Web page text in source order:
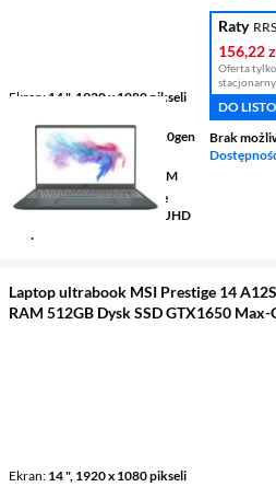
Ekran 14 ", 1920 x 1080 pikseli
Procesor Intel® Core™ i5 10gen
10210U
16 GB LPDDR3 RAM
Grafika NVIDIA® GeForce
GTX™ 1650 Max-Q + Intel UHD
Raty
156,22
Oferta
DO
Brak
Laptop ultrabook MSI Prestige 14
RAM 512GB Dysk SSD GTX1650
Ekran 14 ", 1920 x 1080 pikseli